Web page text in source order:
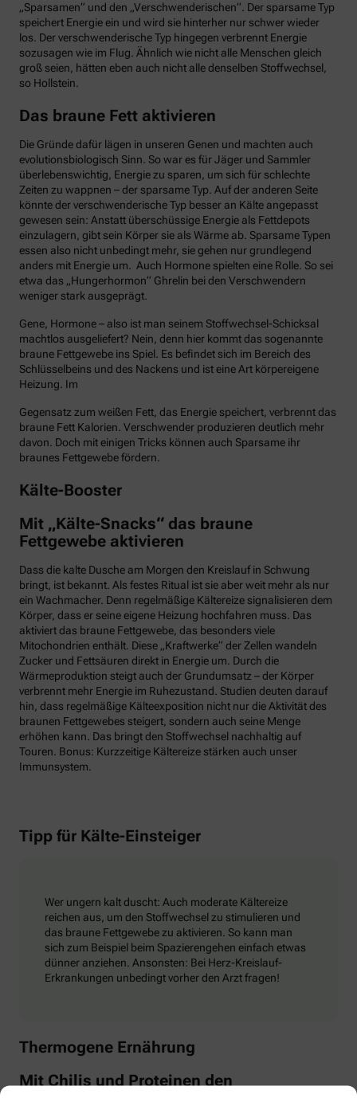
„Sparsamen“ und den „Verschwenderischen“. Der sparsame Typ
speichert Energie ein und wird sie hinterher nur schwer wieder
los. Der verschwenderische Typ hingegen verbrennt Energie
sozusagen wie im Flug. Ähnlich wie nicht alle Menschen gleich
groß seien, hätten eben auch nicht alle denselben Stoffwechsel,
so Hollstein.
Das braune Fett aktivieren
Die Gründe dafür lägen in unseren Genen und machten auch
evolutionsbiologisch Sinn. So war es für Jäger und Sammler
überlebenswichtig, Energie zu sparen, um sich für schlechte
Zeiten zu wappnen – der sparsame Typ. Auf der anderen Seite
könnte der verschwenderische Typ besser an Kälte angepasst
gewesen sein: Anstatt überschüssige Energie als Fettdepots
einzulagern, gibt sein Körper sie als Wärme ab. Sparsame Typen
essen also nicht unbedingt mehr, sie gehen nur grundlegend
anders mit Energie um. Auch Hormone spielten eine Rolle. So sei
etwa das „Hungerhormon“ Ghrelin bei den Verschwendern
weniger stark ausgeprägt.
Gene, Hormone – also ist man seinem Stoffwechsel-Schicksal
machtlos ausgeliefert? Nein, denn hier kommt das sogenannte
braune Fettgewebe ins Spiel. Es befindet sich im Bereich des
Schlüsselbeins und des Nackens und ist eine Art körpereigene
Heizung. Im
Gegensatz zum weißen Fett, das Energie speichert, verbrennt das
braune Fett Kalorien. Verschwender produzieren deutlich mehr
davon. Doch mit einigen Tricks können auch Sparsame ihr
braunes Fettgewebe fördern.
Kälte-Booster
Mit „Kälte-Snacks“ das braune
Fettgewebe aktivieren
Dass die kalte Dusche am Morgen den Kreislauf in Schwung
bringt, ist bekannt. Als festes Ritual ist sie aber weit mehr als nur
ein Wachmacher. Denn regelmäßige Kältereize signalisieren dem
Körper, dass er seine eigene Heizung hochfahren muss. Das
aktiviert das braune Fettgewebe, das besonders viele
Mitochondrien enthält. Diese „Kraftwerke“ der Zellen wandeln
Zucker und Fettsäuren direkt in Energie um. Durch die
Wärmeproduktion steigt auch der Grundumsatz – der Körper
verbrennt mehr Energie im Ruhezustand. Studien deuten darauf
hin, dass regelmäßige Kälteexposition nicht nur die Aktivität des
braunen Fettgewebes steigert, sondern auch seine Menge
erhöhen kann. Das bringt den Stoffwechsel nachhaltig auf
Touren. Bonus: Kurzzeitige Kältereize stärken auch unser
Immunsystem.
Tipp für Kälte-Einsteiger
Wer ungern kalt duscht: Auch moderate Kältereize
reichen aus, um den Stoffwechsel zu stimulieren und
das braune Fettgewebe zu aktivieren. So kann man
sich zum Beispiel beim Spazierengehen einfach etwas
dünner anziehen. Ansonsten: Bei Herz-Kreislauf-
Erkrankungen unbedingt vorher den Arzt fragen!
Thermogene Ernährung
Mit Chilis und Proteinen den